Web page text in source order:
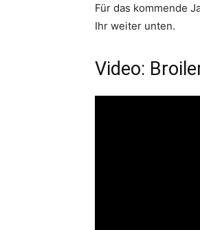
Für das kommende
Ihr weiter unten.
Video: